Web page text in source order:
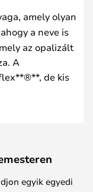
amely olyan
a neve is
az opalizált
A
de kis
egyik egyedi